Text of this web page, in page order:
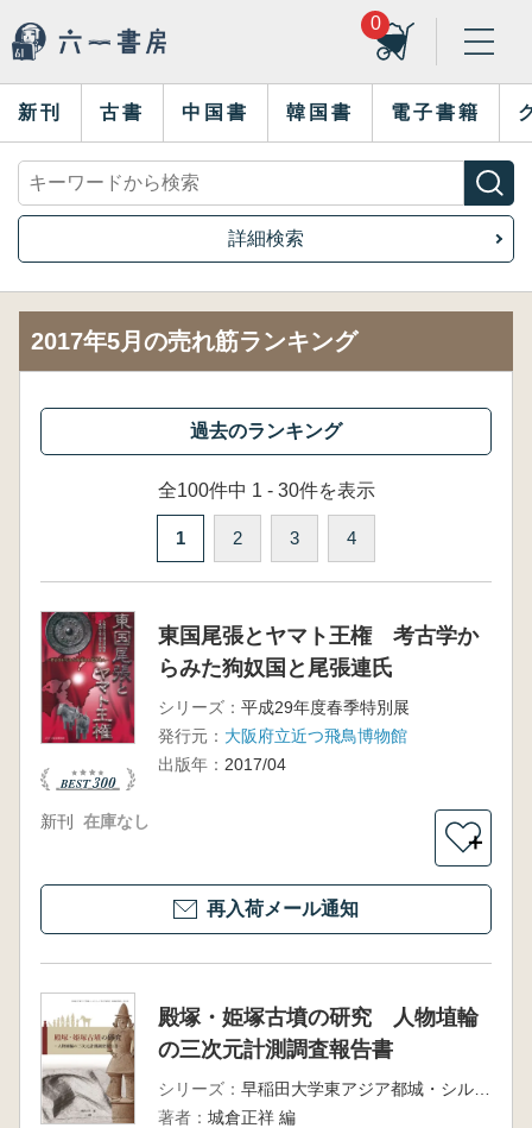
0
新刊 古書 中国書 韓国書 電子書籍
詳細検索
2017年5月の売れ筋ランキング
全100件中 1 - 30件を表示
1 2 3 4
東国尾張とヤマト王権 考古学か
らみた狗奴国と尾張連氏
シリーズ： 平成29年度春季特別展
発行元： 大阪府立近つ飛鳥博物館
出版年： 2017/04
新刊 在庫なし
＋
再入荷メール通知
殿塚・姫塚古墳の研究 人物埴輪
の三次元計測調査報告書
シリーズ：
早稲田大学東アジア都城・シルクロード考古学研究所調査研究報告第3冊
著者： 城倉正祥 編